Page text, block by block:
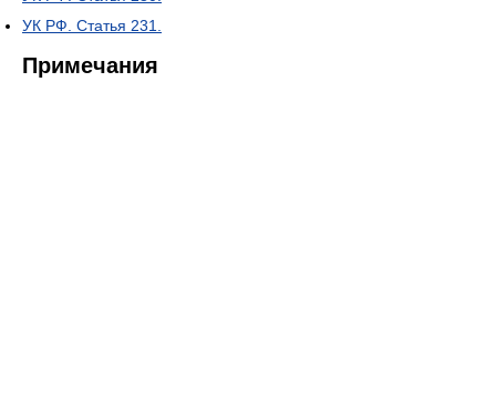
УК РФ. Статья 231.
Примечания